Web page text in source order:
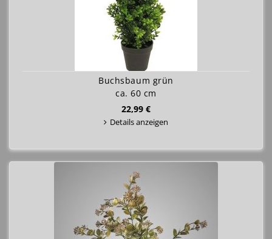
Buchsbaum grün
ca. 60 cm
22,99 €
Details anzeigen